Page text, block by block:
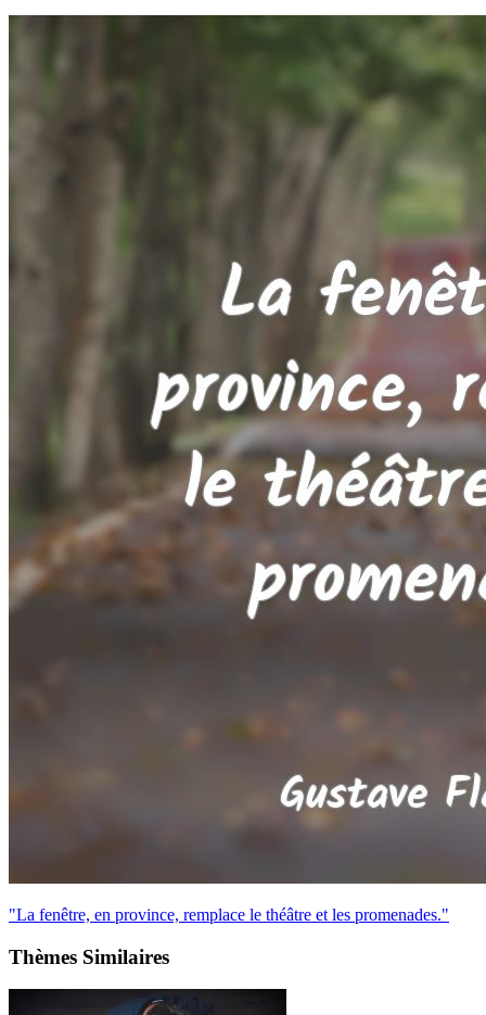
"La fenêtre, en province, remplace le théâtre et les promenades."
Thèmes Similaires